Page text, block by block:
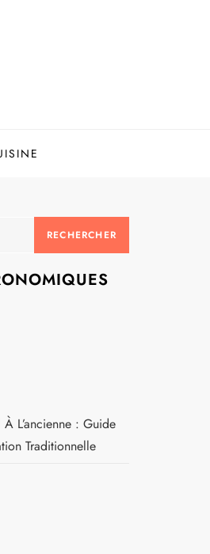
L’ancienne : Guide
Traditionnelle